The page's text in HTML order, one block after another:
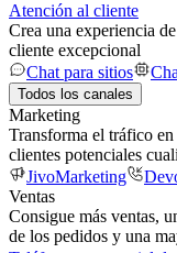
Atención al cliente
Crea una experiencia
cliente excepcional
Chat para sitios
Todos los canales
Marketing
Transforma el tráfico en
clientes potenciales
JivoMarketing
Ventas
Consigue más ventas,
de los pedidos y una